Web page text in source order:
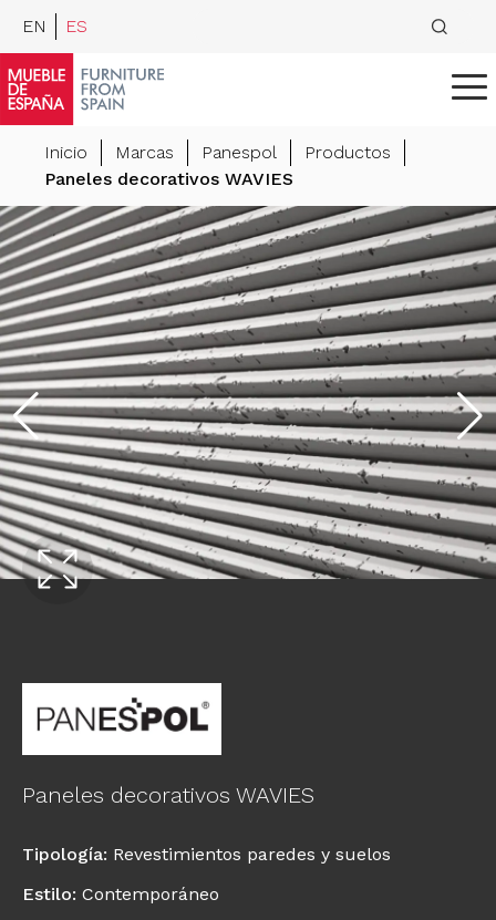
EN ES
Inicio Marcas Panespol
Productos
Paneles decorativos WAVIES
Paneles decorativos WAVIES
Tipología: Revestimientos paredes y suelos
Estilo: Contemporáneo